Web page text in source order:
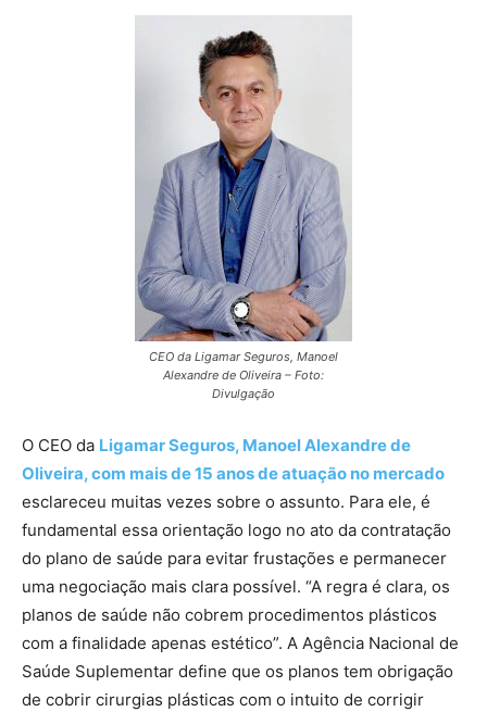
CEO da Ligamar Seguros, Manoel
Alexandre de Oliveira – Foto:
Divulgação
O CEO da Ligamar Seguros, Manoel Alexandre de
Oliveira, com mais de 15 anos de atuação no mercado
esclareceu muitas vezes sobre o assunto. Para ele, é
fundamental essa orientação logo no ato da contratação
do plano de saúde para evitar frustações e permanecer
uma negociação mais clara possível. “A regra é clara, os
planos de saúde não cobrem procedimentos plásticos
com a finalidade apenas estético”. A Agência Nacional de
Saúde Suplementar define que os planos tem obrigação
de cobrir cirurgias plásticas com o intuito de corrigir